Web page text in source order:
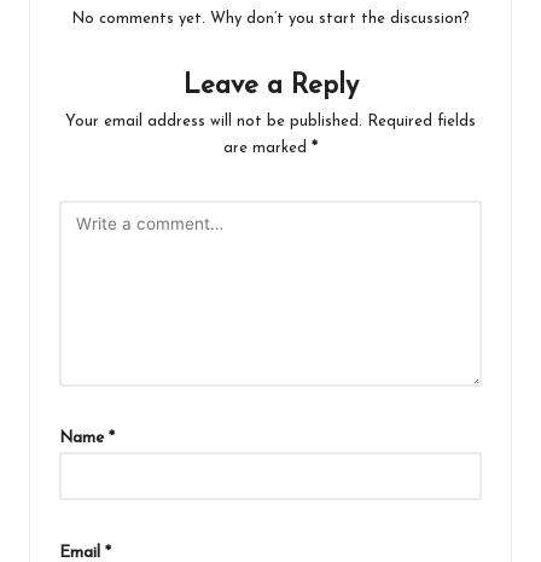
No comments yet. Why don’t you start the discussion?
Leave a Reply
Your email address will not be published.
Required fields
are marked *
Name *
Email *